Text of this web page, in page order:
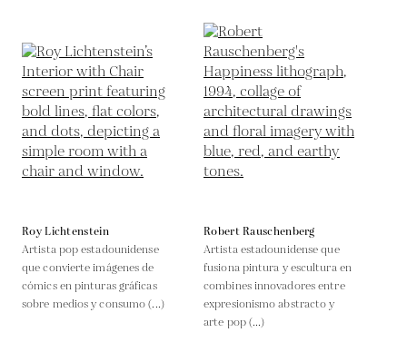
Roy Lichtenstein
Artista pop estadounidense
que convierte imágenes de
cómics en pinturas gráficas
sobre medios y consumo (...)
Robert Rauschenberg
Artista estadounidense que
fusiona pintura y escultura en
combines innovadores entre
expresionismo abstracto y
arte pop (...)